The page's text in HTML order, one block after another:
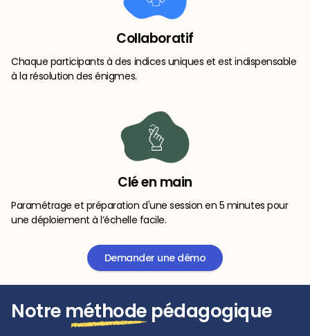
Collaboratif
Chaque participants à des indices uniques et est indispensable
à la résolution des énigmes.
Clé en main
Paramétrage et préparation d'une session en 5 minutes pour
une déploiement à l’échelle facile.
Demander une démo
Notre méthode pédagogique